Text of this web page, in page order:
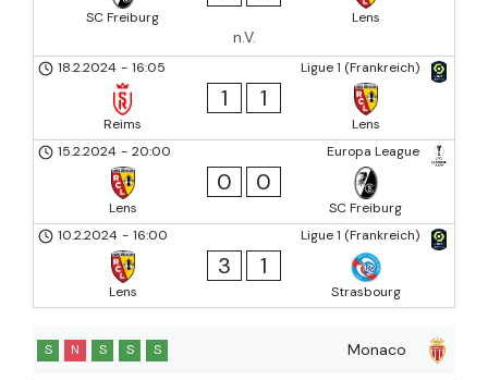
SC Freiburg Lens
n.V.
Ligue 1 (Frankreich)
18.2.2024 - 16:05
Reims
1 1
Lens
Europa League
15.2.2024 - 20:00
Lens
0 0
SC Freiburg
Ligue 1 (Frankreich)
10.2.2024 - 16:00
Lens
3 1
Strasbourg
Monaco
S N S S S